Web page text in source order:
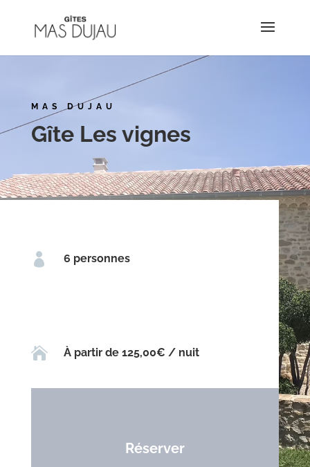
MAS DUJAU
Gîte Les vignes
 6 personnes
 À partir de 125,00€ / nuit
Réserver